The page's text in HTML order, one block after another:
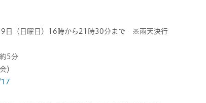
日（日曜日）16時から21時30分まで ※雨天決行
5分
）